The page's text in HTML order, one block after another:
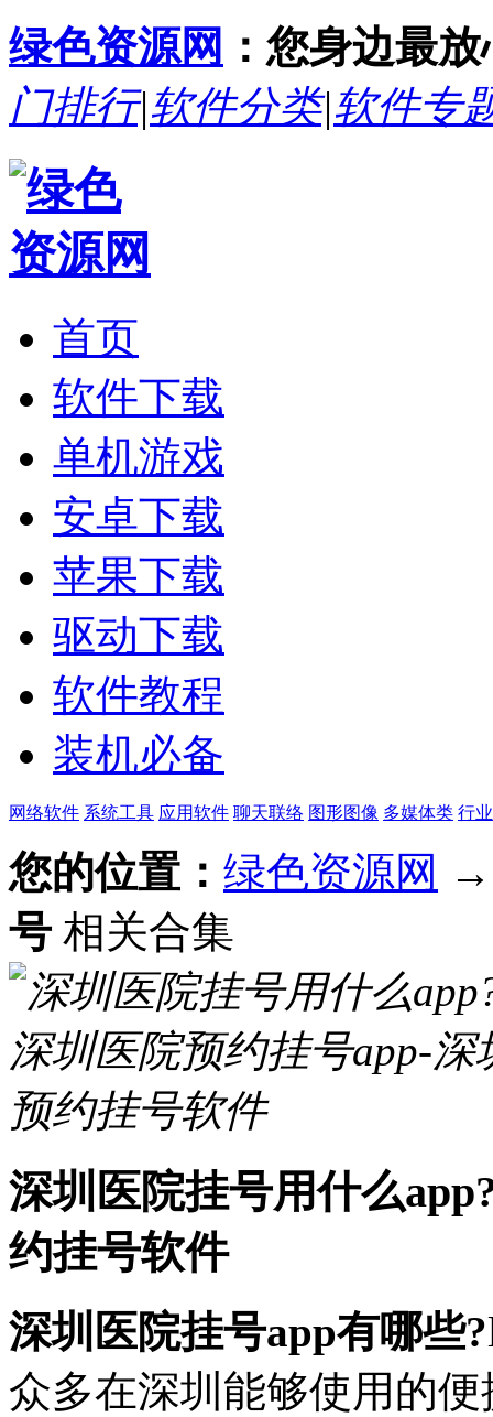
绿色资源网 ：您身边最
门排行|软件分类|软件专
首页
软件下载
单机游戏
安卓下载
苹果下载
驱动下载
软件教程
装机必备
网络软件 系统工具 应用软件 聊天联络 图形图像 多媒体类 行
您的位置： 绿色资源网
号相关合集
深圳医院挂号用什么
约挂号软件
深圳医院挂号app有哪些?
众多在深圳能够使用的